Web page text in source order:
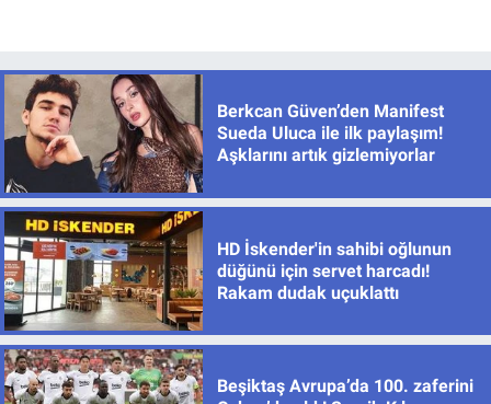
Berkcan Güven’den Manifest
Sueda Uluca ile ilk paylaşım!
Aşklarını artık gizlemiyorlar
HD İskender'in sahibi oğlunun
düğünü için servet harcadı!
Rakam dudak uçuklattı
Beşiktaş Avrupa’da 100. zaferini